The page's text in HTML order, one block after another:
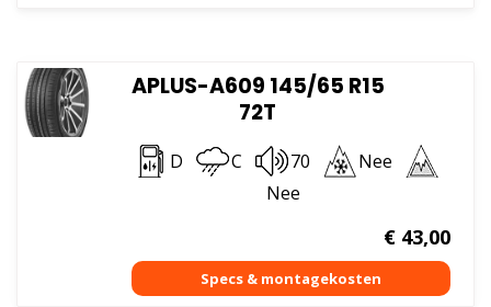
APLUS-A609 145/65 R15
72T
D C 70
Nee
Nee
€43,00